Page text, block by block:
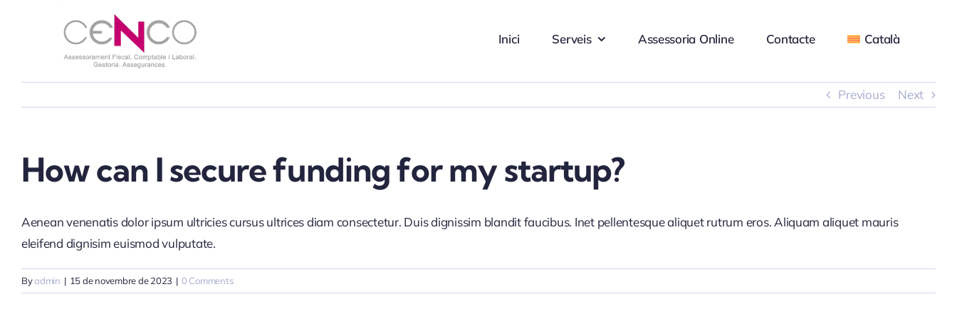
Inici Serveis Assessoria Online Contacte Català
Previous Next
How can I secure funding for my startup?
Aenean venenatis dolor ipsum ultricies cursus ultrices diam consectetur. Duis dignissim blandit faucibus. Inet pellentesque aliquet rutrum eros. Aliquam aliquet mauris
eleifend dignisim euismod vulputate.
Byadmin | 15 de novembre de 2023 | 0 Comments